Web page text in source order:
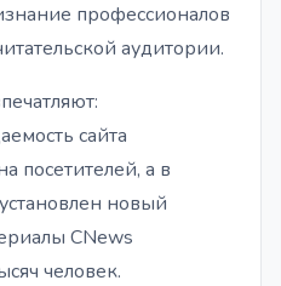
профессионалов
аудитории.
сайта
посетителей, а в
новый
CNews
человек.